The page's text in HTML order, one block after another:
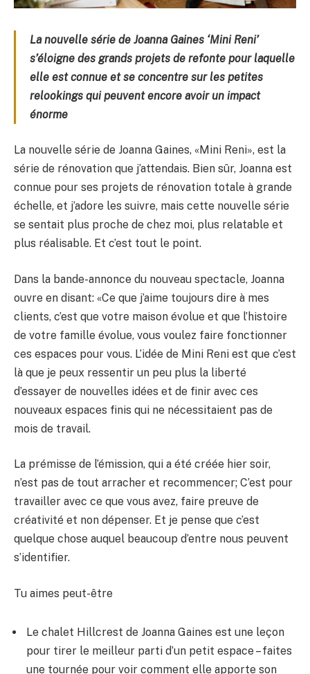
La nouvelle série de Joanna Gaines ‘Mini Reni’
s’éloigne des grands projets de refonte pour laquelle
elle est connue et se concentre sur les petites
relookings qui peuvent encore avoir un impact
énorme
La nouvelle série de Joanna Gaines, «Mini Reni», est la
série de rénovation que j’attendais. Bien sûr, Joanna est
connue pour ses projets de rénovation totale à grande
échelle, et j’adore les suivre, mais cette nouvelle série
se sentait plus proche de chez moi, plus relatable et
plus réalisable. Et c’est tout le point.
Dans la bande-annonce du nouveau spectacle, Joanna
ouvre en disant: «Ce que j’aime toujours dire à mes
clients, c’est que votre maison évolue et que l’histoire
de votre famille évolue, vous voulez faire fonctionner
ces espaces pour vous. L’idée de Mini Reni est que c’est
là que je peux ressentir un peu plus la liberté
d’essayer de nouvelles idées et de finir avec ces
nouveaux espaces finis qui ne nécessitaient pas de
mois de travail.
La prémisse de l’émission, qui a été créée hier soir,
n’est pas de tout arracher et recommencer; C’est pour
travailler avec ce que vous avez, faire preuve de
créativité et non dépenser. Et je pense que c’est
quelque chose auquel beaucoup d’entre nous peuvent
s’identifier.
Tu aimes peut-être
Le chalet Hillcrest de Joanna Gaines est une leçon
pour tirer le meilleur parti d’un petit espace – faites
une tournée pour voir comment elle apporte son